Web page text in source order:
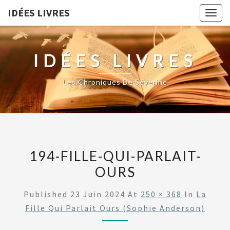
IDÉES LIVRES
IDÉES LIVRES
Les Chroniques De Séverine
194-FILLE-QUI-PARLAIT-
OURS
Published 23 Juin 2024 At 250 × 368 In La
Fille Qui Parlait Ours (Sophie Anderson)